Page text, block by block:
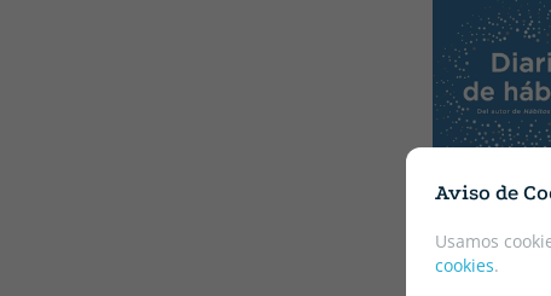
Aviso de
Usamos
cookies.
Tapa blanda o
CLEAR, JAMES